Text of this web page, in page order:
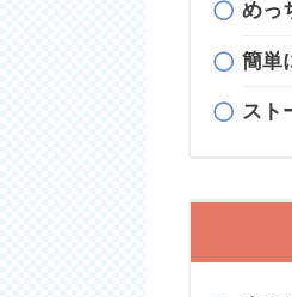
めっ
簡単
スト